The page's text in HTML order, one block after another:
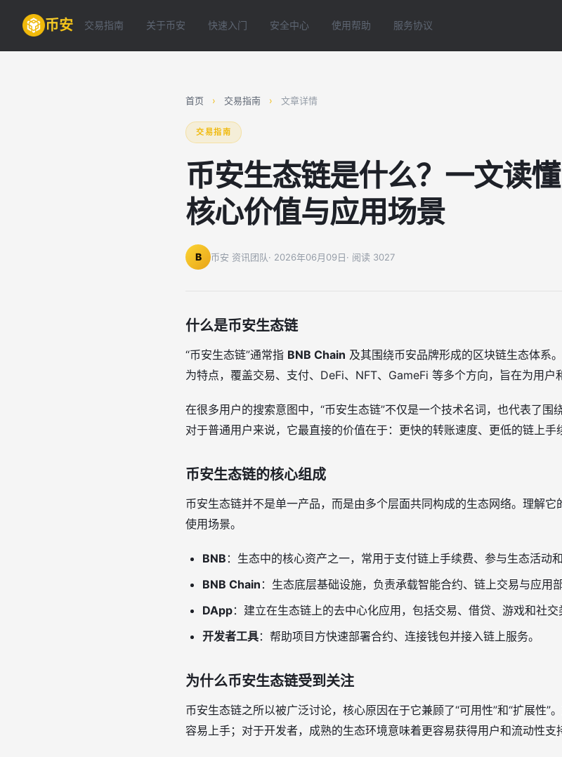
币安 交易指南 关于币安 快速入门 安全中心 使用帮助 服务协议
首页 › 交易指南 › 文章详情
交易指南
币安生态链是什么？一文读
核心价值与应用场景
B 币安 资讯团队· 2026年06月09日· 阅读 3027
什么是币安生态链
“币安生态链”通常指 BNB Chain 及其围绕币安品牌形成的区块链生态体系
为特点，覆盖交易、支付、DeFi、NFT、GameFi 等多个方向，旨在为用户
在很多用户的搜索意图中，“币安生态链”不仅是一个技术名词，也代表了围
对于普通用户来说，它最直接的价值在于：更快的转账速度、更低的链上手
币安生态链的核心组成
币安生态链并不是单一产品，而是由多个层面共同构成的生态网络。理解
使用场景。
BNB ：生态中的核心资产之一，常用于支付链上手续费、参与生态活动
BNB Chain ：生态底层基础设施，负责承载智能合约、链上交易与应用部
DApp：建立在生态链上的去中心化应用，包括交易、借贷、游戏和社交
开发者工具：帮助项目方快速部署合约、连接钱包并接入链上服务。
为什么币安生态链受到关注
币安生态链之所以被广泛讨论，核心原因在于它兼顾了“可用性”和“扩展性”
容易上手；对于开发者，成熟的生态环境意味着更容易获得用户和流动性支